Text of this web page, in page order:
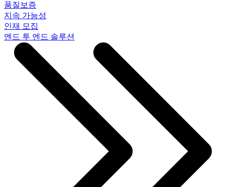
품질보증
지속 가능성
인재 모집
엔드 투 엔드 솔루션